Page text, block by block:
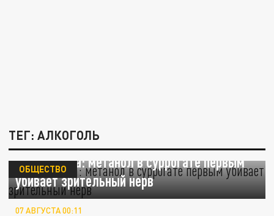
ТЕГ: АЛКОГОЛЬ
Врач Козина: метанол в суррогате первым
убивает зрительный нерв
ОБЩЕСТВО
07 АВГУСТА 00:11